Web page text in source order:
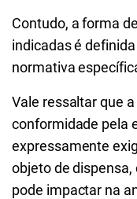
Contudo, a forma
indicadas é
normativa
Vale ressaltar que
conformidade pela
expressamente
objeto de
pode impactar na